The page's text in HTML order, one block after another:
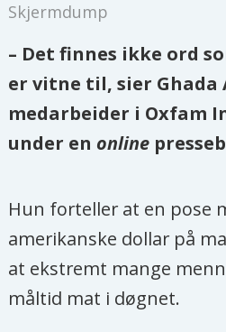
Skjermdump
– Det finnes ikke ord
er vitne til, sier Ghada
medarbeider i Oxfam
under en online
Hun forteller at en pose
amerikanske dollar på
at ekstremt mange
måltid mat i døgnet.